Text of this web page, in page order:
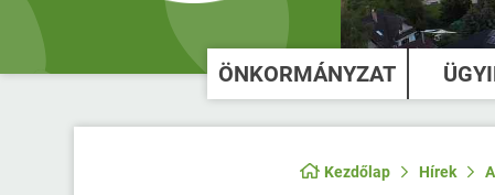
ÖNKORMÁNYZAT
Kezdőlap Hírek